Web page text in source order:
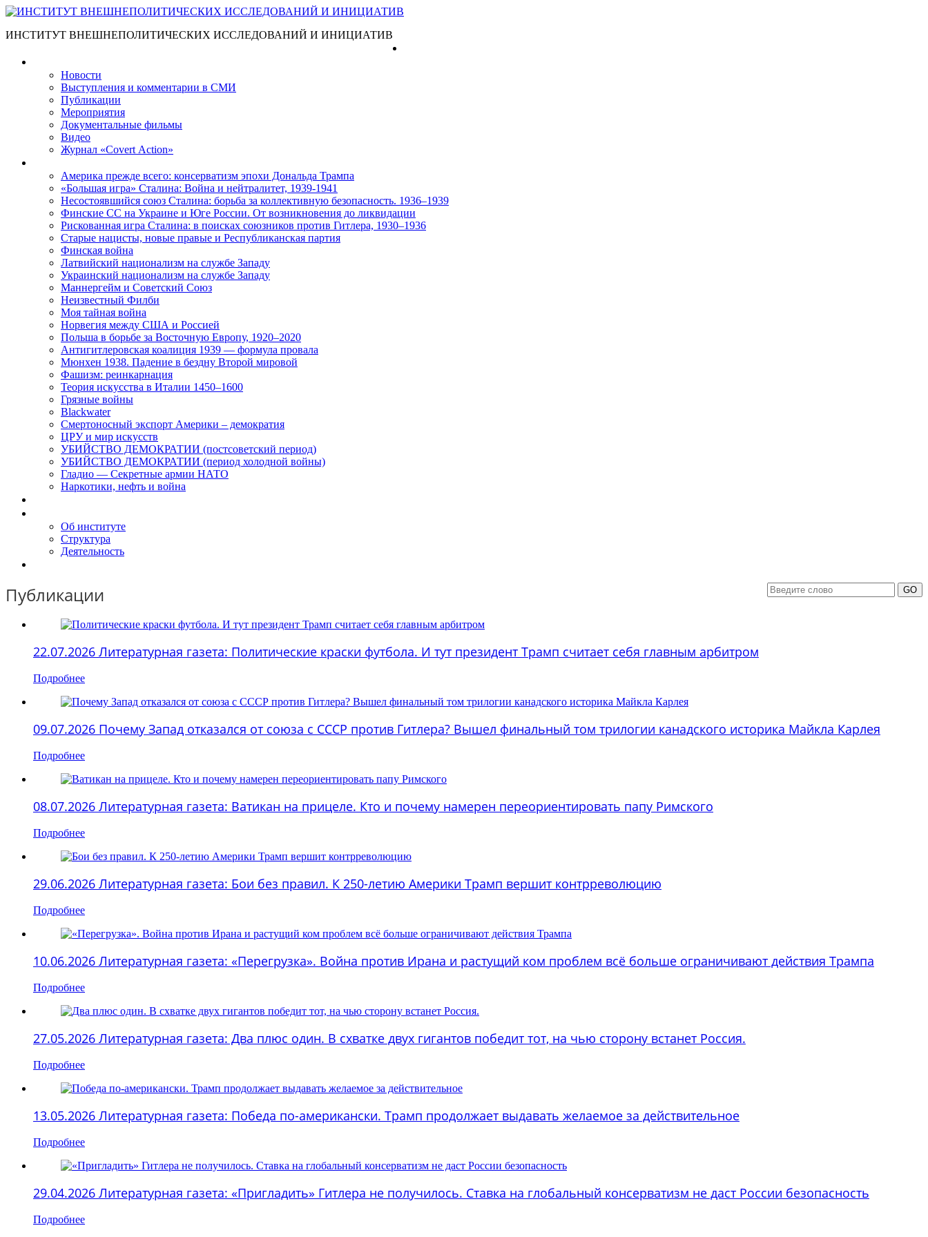
ИНСТИТУТ ВНЕШНЕПОЛИТИЧЕСКИХ ИССЛЕДОВАНИЙ И ИНИЦИАТИВ
Новости
Выступления и коммента­рии в СМИ
Публикации
Мероприятия
Документальные фильмы
Видео
Журнал «Covert Action»
Америка прежде всего: консерватизм эпохи Дональда Трампа
«Большая игра» Сталина: Война и нейтралитет, 1939-1941
Несостоявшийся союз Сталина: борьба за коллективную безопасность. 1936–1939
Финские СС на Украине и Юге России. От возникновения до ликвидации
Рискованная игра Сталина: в поисках союзников против Гитлера, 1930–1936
Старые нацисты, новые правые и Республиканская партия
Финская война
Латвийский национализм на службе Западу
Украинский национализм на службе Западу
Маннергейм и Советский Союз
Неизвестный Филби
Моя тайная война
Норвегия между США и Россией
Польша в борьбе за Восточную Европу, 1920–2020
Антигитлеровская коалиция 1939 — формула провала
Мюнхен 1938. Падение в бездну Второй мировой
Фашизм: реинкарнация
Теория искусства в Италии 1450–1600
Грязные войны
Blackwater
Смертоносный экспорт Америки – демократия
ЦРУ и мир искусств
УБИЙСТВО ДЕМОКРАТИИ (постсоветский период)
УБИЙСТВО ДЕМОКРАТИИ (период холодной войны)
Гладио — Секретные армии НАТО
Наркотики, нефть и война
Об институте
Структура
Деятельность
Публикации
22.07.2026 Литературная газета: Политические краски футбола. И тут президент Трамп считает себя главным арбитром
Подробнее
09.07.2026 Почему Запад отказался от союза с СССР против Гитлера? Вышел финальный том трилогии канадского историка Майкла Карлея
Подробнее
08.07.2026 Литературная газета: Ватикан на прицеле. Кто и почему намерен переориентировать папу Римского
Подробнее
29.06.2026 Литературная газета: Бои без правил. К 250-летию Америки Трамп вершит контрреволюцию
Подробнее
10.06.2026 Литературная газета: «Перегрузка». Война против Ирана и растущий ком проблем всё больше ограничивают действия Трампа
Подробнее
27.05.2026 Литературная газета: Два плюс один. В схватке двух гигантов победит тот, на чью сторону встанет Россия.
Подробнее
13.05.2026 Литературная газета: Победа по-американски. Трамп продолжает выдавать желаемое за действительное
Подробнее
29.04.2026 Литературная газета: «Пригладить» Гитлера не получилось. Ставка на глобальный консерватизм не даст России безопасность
Подробнее